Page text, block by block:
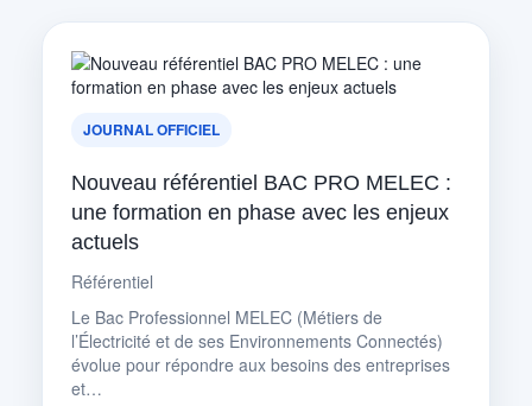
JOURNAL OFFICIEL
Nouveau référentiel BAC PRO MELEC :
une formation en phase avec les enjeux
actuels
Référentiel
Le Bac Professionnel MELEC (Métiers de
l’Électricité et de ses Environnements Connectés)
évolue pour répondre aux besoins des entreprises
et…